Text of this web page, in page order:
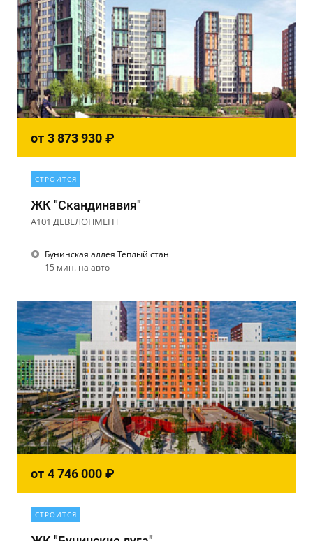
от 3 873 930 ₽
СТРОИТСЯ
ЖК "Скандинавия"
А101 ДЕВЕЛОПМЕНТ
Бунинская аллея Теплый стан
15 мин. на авто
от 4 746 000 ₽
СТРОИТСЯ